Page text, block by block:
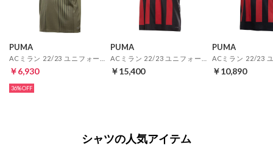
PUMA
￥6,930
36%
PUMA
￥15,400
PUMA
￥10,890
シャツの人気アイテム